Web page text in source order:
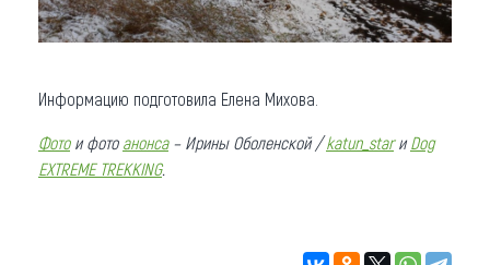
Информацию подготовила Елена Михова.
Фотои фото анонса– Ирины Оболенской /katun_starи Dog
EXTREME TREKKING.